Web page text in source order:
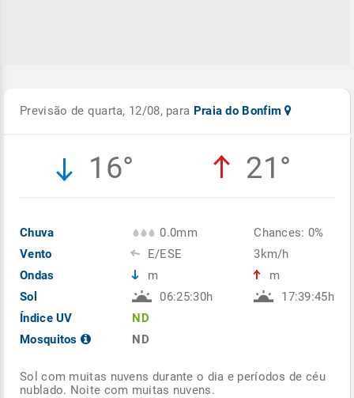
Previsão de quarta, 12/08, para Praia do Bonfim
16° 21°
Chuva
Vento
Ondas
Sol
Índice UV
Mosquitos
0.0mm
E/ESE
m
06:25:30h
ND
ND
Chances: 0%
3km/h
m
17:39:45h
Sol com muitas nuvens durante o dia e períodos de céu
nublado. Noite com muitas nuvens.